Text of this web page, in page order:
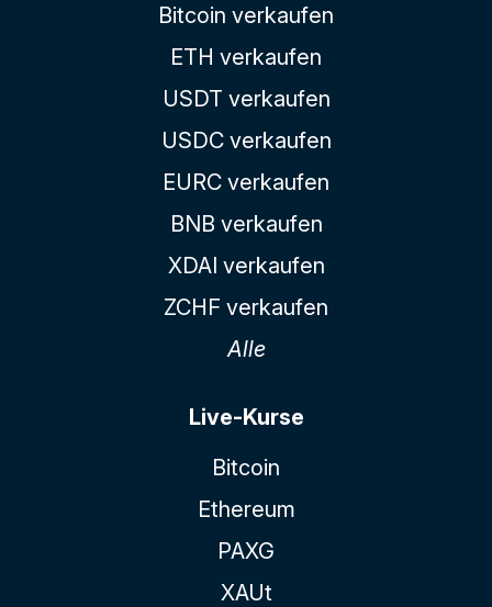
Bitcoin verkaufen
ETH verkaufen
USDT verkaufen
USDC verkaufen
EURC verkaufen
BNB verkaufen
XDAI verkaufen
ZCHF verkaufen
Alle
Live-Kurse
Bitcoin
Ethereum
PAXG
XAUt